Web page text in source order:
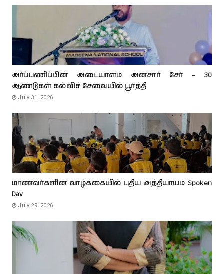
அர்ப்பணிப்பின் அடையாளம் அன்சார் சேர் – 30
ஆண்டுகள் கல்விச் சேவையில் பூர்த்தி
July 31, 2026
மாணவர்களின் வாழ்க்கையில் புதிய அத்தியாயம் Spoken
Day
July 29, 2026